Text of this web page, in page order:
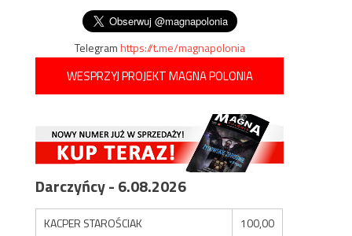
Telegramhttps://t.me/magnapolonia
WESPRZYJ PROJEKT MAGNA POLONIA
Darczyńcy - 6.08.2026
KACPER STAROŚCIAK
100,00